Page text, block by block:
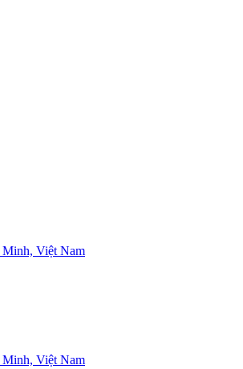
Minh, Việt Nam
Minh, Việt Nam